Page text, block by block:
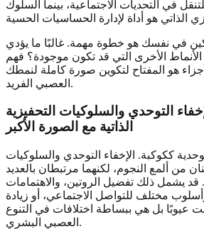
في التحديات الاجتماعية، بينما السلوك
في نفسك هو خطوة مهمة. غالبًا ما يؤدي
الأخرى التي قد تكون موجودة؟ فهم
هو المفتاح لتكوين صورة كاملة لنمطك
العصبي الفريد.
التوحدي والسلوكيات التحفيزية
الذاتية مع الصورة الأكبر
ككوكبة. الإخفاء التوحدي والسلوكيات
من ألمع النجوم، لكنهما مرتبطان بالعديد
قد يشمل ذلك تفضيل الروتين، والاهتمامات
مختلف للتواصل الاجتماعي، أو زيادة
عيوبًا بل هي ببساطة اختلافات في التنوع
العصبي البشري.